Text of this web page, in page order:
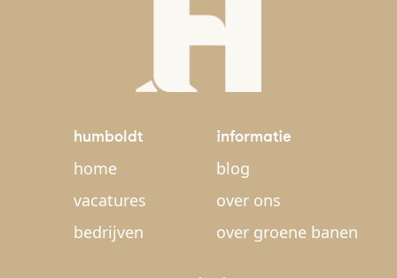
humboldt
home
vacatures
bedrijven
informatie
blog
over ons
over groene banen